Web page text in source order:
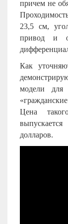
причем не
23,5 см,
привод и
Как
модели
Цена
долларов.